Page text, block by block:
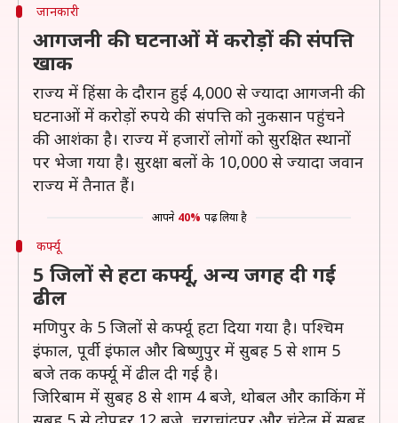
जानकारी
आगजनी की घटनाओं में करोड़ों की संपत्ति
खाक
राज्य में हिंसा के दौरान हुई 4,000 से ज्यादा आगजनी की
घटनाओं में करोड़ों रुपये की संपत्ति को नुकसान पहुंचने
की आशंका है। राज्य में हजारों लोगों को सुरक्षित स्थानों
पर भेजा गया है। सुरक्षा बलों के 10,000 से ज्यादा जवान
राज्य में तैनात हैं।
आपने 40% पढ़ लिया है
कर्फ्यू
5 जिलों से हटा कर्फ्यू, अन्य जगह दी गई
ढील
मणिपुर के 5 जिलों से कर्फ्यू हटा दिया गया है। पश्चिम
इंफाल, पूर्वी इंफाल और बिष्णुपुर में सुबह 5 से शाम 5
बजे तक कर्फ्यू में ढील दी गई है।
जिरिबाम में सुबह 8 से शाम 4 बजे, थोबल और काकिंग में